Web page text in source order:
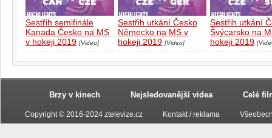
Sestřih semifinále
Kanada Česko na MS
v hokeji 2019 [Video]
Sestřih utkání Česko
Německo na MS v
hokeji 2019 [Video]
Sestřih utkání
Švýcarsko na
hokeji 2019
Brzy v kinech Nejsledovanější videa Celé
Copyright © 2016-2024 ztelevize.cz Kontakt / reklama